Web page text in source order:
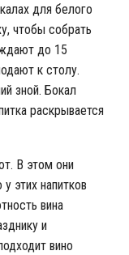
для белого
чтобы собрать
до 15
к столу.
зной. Бокал
раскрывается
В этом они
этих напитков
вина
и
вино